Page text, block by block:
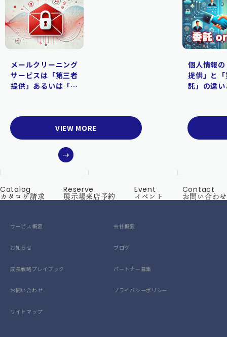
メールクリーニング
サービスは「第三者
提供」あるいは「委
VIEW MORE
個人情報
提供」と
託」の違
Catalog
カタログ請求
Reserve
展示場来店予約
Event
イベント
Contact
お問い合わせ
サービス概要 会社概要
お知らせ ブログ
成長戦略プレイブック パートナー募集
お問い合わせ プライバシーポリシー
サイトマップ